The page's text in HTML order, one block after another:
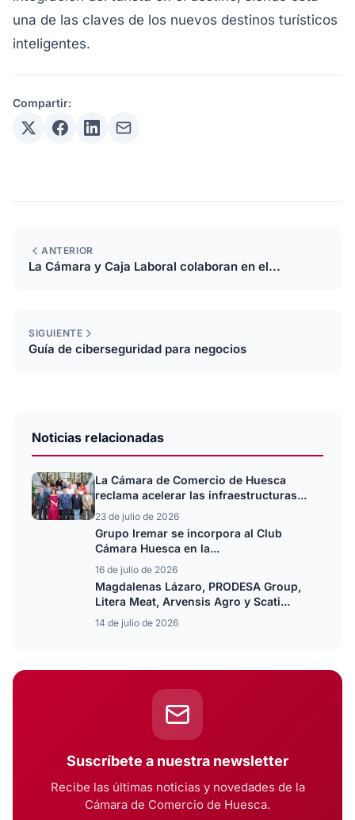
una de las claves de los nuevos destinos turísticos
inteligentes.
Compartir:
ANTERIOR
La Cámara y Caja Laboral colaboran en el...
SIGUIENTE
Guía de ciberseguridad para negocios
Noticias relacionadas
La Cámara de Comercio de Huesca
reclama acelerar las infraestructuras...
23 de julio de 2026
Grupo Iremar se incorpora al Club
Cámara Huesca en la...
16 de julio de 2026
Magdalenas Lázaro, PRODESA Group,
Litera Meat, Arvensis Agro y Scati...
14 de julio de 2026
Suscríbete a nuestra newsletter
Recibe las últimas noticias y novedades de la
Cámara de Comercio de Huesca.